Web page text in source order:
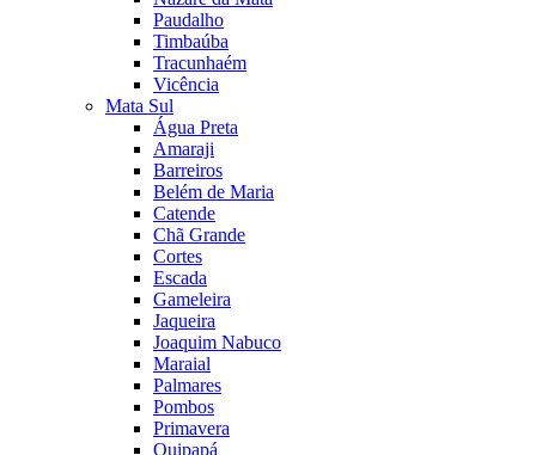
Paudalho
Timbaúba
Tracunhaém
Vicência
Mata Sul
Água Preta
Amaraji
Barreiros
Belém de Maria
Catende
Chã Grande
Cortes
Escada
Gameleira
Jaqueira
Joaquim Nabuco
Maraial
Palmares
Pombos
Primavera
Quipapá